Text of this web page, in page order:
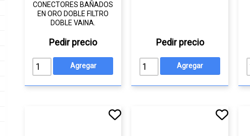
CONECTORES BAÑADOS
EN ORO DOBLE FILTRO
DOBLE VAINA.
Pedir precio Pedir precio